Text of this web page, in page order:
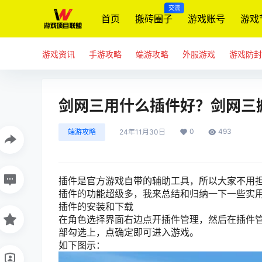
首页 搬砖圈子
交流
游戏账号 游戏
游戏资讯 手游攻略 端游攻略 外服游戏 游戏防封
剑网三用什么插件好？剑网三
端游攻略 24年11月30日 0 493
插件是官方游戏自带的辅助工具，所以大家不用
插件的功能超级多，我来总结和归纳一下一些实
插件的安装和下载
在角色选择界面右边点开插件管理，然后在插件
部勾选上，点确定即可进入游戏。
如下图示：